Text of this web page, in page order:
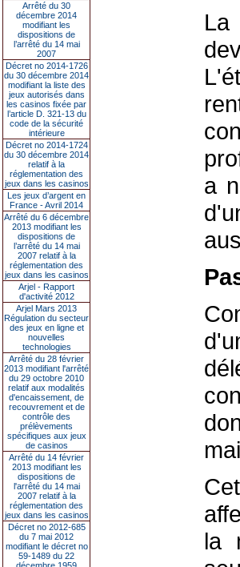
Arrêté du 30
décembre 2014
modifiant les
dispositions de
l’arrêté du 14 mai
2007
Décret no 2014-1726
du 30 décembre 2014
modifiant la liste des
jeux autorisés dans
les casinos fixée par
l’article D. 321-13 du
code de la sécurité
intérieure
Décret no 2014-1724
du 30 décembre 2014
relatif à la
réglementation des
jeux dans les casinos
Les jeux d’argent en
France - Avril 2014
Arrêté du 6 décembre
2013 modifiant les
dispositions de
l’arrêté du 14 mai
2007 relatif à la
réglementation des
jeux dans les casinos
Arjel - Rapport
d'activité 2012
Arjel Mars 2013
Régulation du secteur
des jeux en ligne et
nouvelles
technologies
Arrêté du 28 février
2013 modifiant l'arrêté
du 29 octobre 2010
relatif aux modalités
d'encaissement, de
recouvrement et de
contrôle des
prélèvements
spécifiques aux jeux
de casinos
Arrêté du 14 février
2013 modifiant les
dispositions de
l'arrêté du 14 mai
2007 relatif à la
réglementation des
jeux dans les casinos
Décret no 2012-685
du 7 mai 2012
modifiant le décret no
59-1489 du 22
a
la